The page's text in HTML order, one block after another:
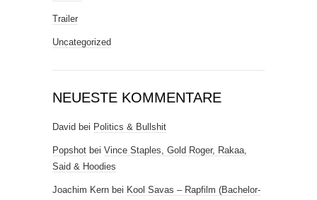
Trailer
Uncategorized
NEUESTE KOMMENTARE
David bei Politics & Bullshit
Popshot bei Vince Staples, Gold Roger, Rakaa,
Said & Hoodies
Joachim Kern bei Kool Savas – Rapfilm (Bachelor-